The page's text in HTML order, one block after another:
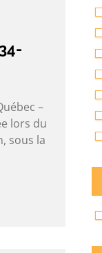
–
lors du
sous la